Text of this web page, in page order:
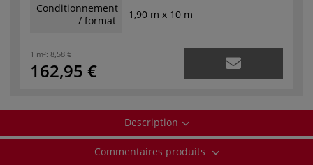
Conditionnement
/ format
1,90 m x 10 m
1 m²: 8,58 €
162,95 €
Description
Commentaires produits